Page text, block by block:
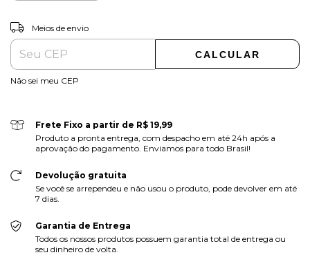
Entregas para o CEP:
Meios de envio
CALCULAR
Não sei meu CEP
Frete Fixo a partir de R$ 19,99
Produto a pronta entrega, com despacho em até 24h após a
aprovação do pagamento. Enviamos para todo Brasil!
Devolução gratuita
Se você se arrependeu e não usou o produto, pode devolver em até
7 dias.
Garantia de Entrega
Todos os nossos produtos possuem garantia total de entrega ou
seu dinheiro de volta.